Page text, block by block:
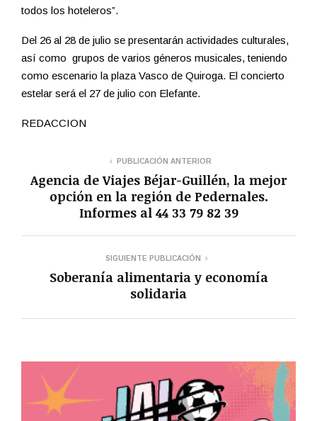
todos los hoteleros”.
Del 26 al 28 de julio se presentarán actividades culturales,
así como grupos de varios géneros musicales, teniendo
como escenario la plaza Vasco de Quiroga. El concierto
estelar será el 27 de julio con Elefante.
REDACCION
PUBLICACIÓN ANTERIOR
Agencia de Viajes Béjar-Guillén, la mejor
opción en la región de Pedernales.
Informes al 44 33 79 82 39
SIGUIENTE PUBLICACIÓN
Soberanía alimentaria y economía
solidaria